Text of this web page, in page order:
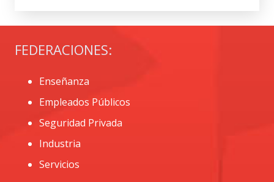
FEDERACIONES:
Enseñanza
Empleados Públicos
Seguridad Privada
Industria
Servicios